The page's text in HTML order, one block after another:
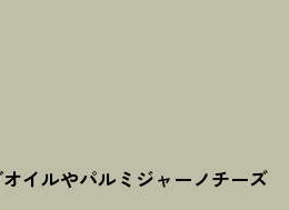
オイルやパルミジャーノチーズ